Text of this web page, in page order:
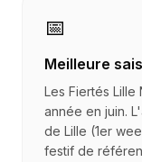
📅
Meilleure
Les Fiertés
année en juin.
de Lille (1er
festif de